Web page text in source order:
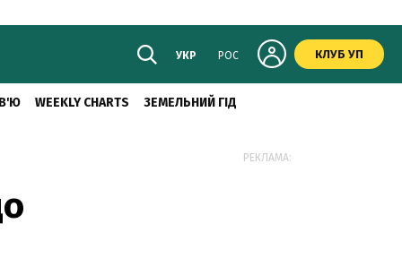
УКР РОС КЛУБ УП
WEEKLY CHARTS ЗЕМЕЛЬНИЙ ГІД
РЕКЛАМА: